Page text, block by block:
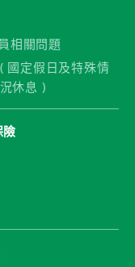
相關問題
( 國定假日及特殊情
況休息 )
險